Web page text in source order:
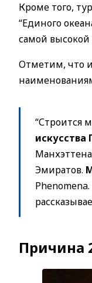
Кроме того,
“Единого
самой
Отметим, что
“Строится
искусства
Эмиратов.
Phenomena.
Причина